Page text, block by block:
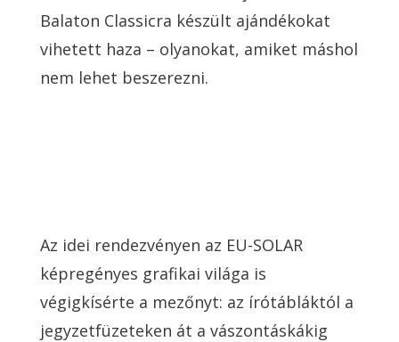
Balaton Classicra készült ajándékokat
vihetett haza – olyanokat, amiket máshol
nem lehet beszerezni.
Az idei rendezvényen az EU-SOLAR
képregényes grafikai világa is
végigkísérte a mezőnyt: az írótábláktól a
jegyzetfüzeteken át a vászontáskákig